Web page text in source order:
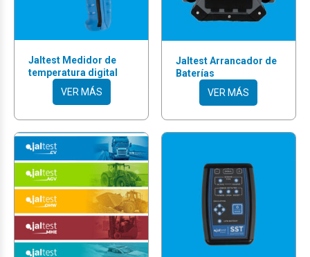
Jaltest Medidor de
temperatura digital
VER MÁS
Jaltest Arrancador de
Baterías
VER MÁS